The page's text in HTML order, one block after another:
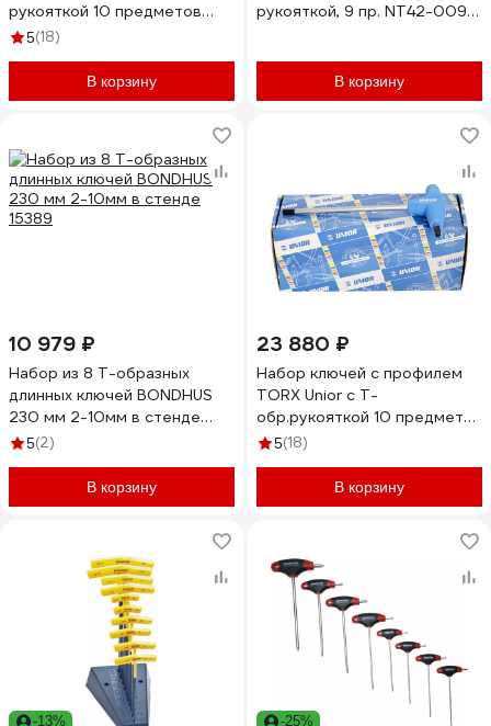
рукояткой 10 предметов
2,5-10 мм 3838909088792
5(18)
В корзину
рукояткой, 9 пр. NT42-009
В корзину
10 979 ₽
Набор из 8 Т-образных
длинных ключей BONDHUS
230 мм 2-10мм в стенде
15389
5(2)
В корзину
23 880 ₽
Набор ключей с профилем
TORX Unior с Т-
обр.рукояткой 10 предметов
ТХ 6-45 3838909088808
5(18)
В корзину
-13% -25%